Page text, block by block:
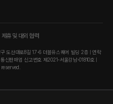
제휴 및 대외 협력
도산대로8길 17-6 더블유스퀘어 빌딩 2층 | 연락
판매업 신고번호 제2021-서울강남-01810호 |